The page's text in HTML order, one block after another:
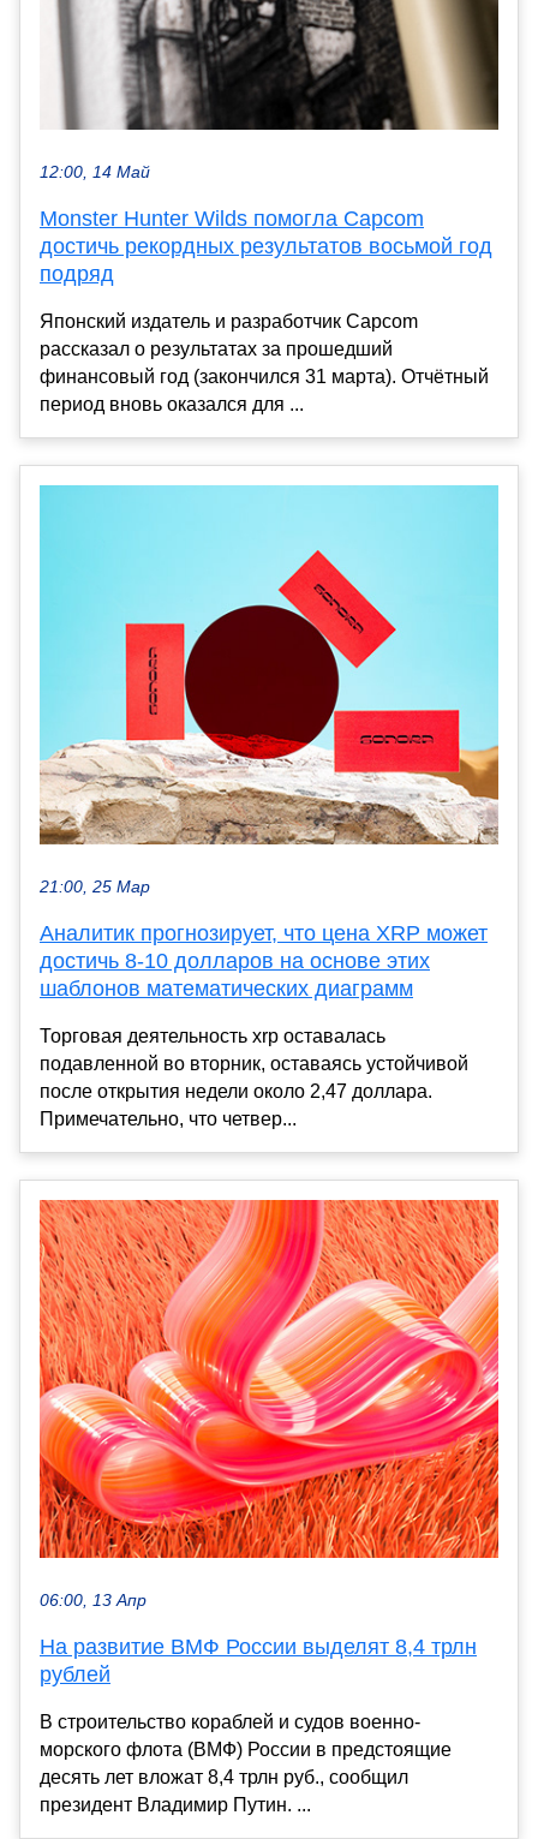
12:00, 14 Май
Monster Hunter Wilds помогла Capcom
достичь рекордных результатов восьмой год
подряд
Японский издатель и разработчик Capcom
рассказал о результатах за прошедший
финансовый год (закончился 31 марта). Отчётный
период вновь оказался для ...
21:00, 25 Мар
Аналитик прогнозирует, что цена XRP может
достичь 8-10 долларов на основе этих
шаблонов математических диаграмм
Торговая деятельность xrp оставалась
подавленной во вторник, оставаясь устойчивой
после открытия недели около 2,47 доллара.
Примечательно, что четвер...
06:00, 13 Апр
На развитие ВМФ России выделят 8,4 трлн
рублей
В строительство кораблей и судов военно-
морского флота (ВМФ) России в предстоящие
десять лет вложат 8,4 трлн руб., сообщил
президент Владимир Путин. ...